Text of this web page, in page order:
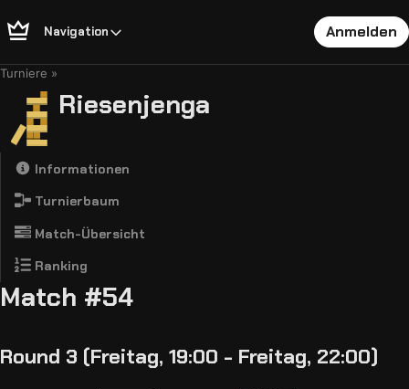
Navigation Anmelden
Turniere
Riesenjenga
Informationen
Turnierbaum
Match-Übersicht
Ranking
Match #54
Round 3 (Freitag, 19:00 - Freitag, 22:00)